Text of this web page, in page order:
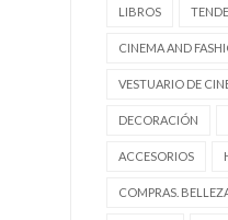
LIBROS
CINEMA AND
VESTUARIO DE
DECORACIÓN
ACCESORIOS
COMPRAS.